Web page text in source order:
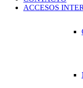
ACCESOS